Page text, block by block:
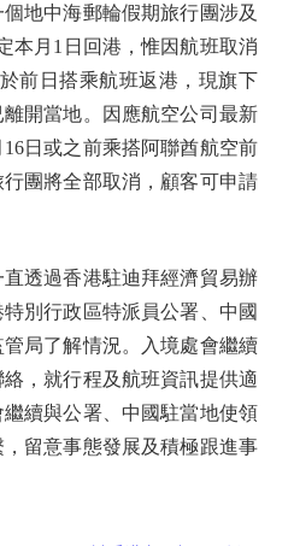
中海郵輪假期旅行團涉及
本月1日回港，惟因航班取消
前日搭乘航班返港，現旗下
開當地。因應航空公司最新
日或之前乘搭阿聯酋航空前
團將全部取消，顧客可申請
透過香港駐迪拜經濟貿易辦
別行政區特派員公署、中國
局了解情況。入境處會繼續
，就行程及航班資訊提供適
續與公署、中國駐當地使領
留意事態發展及積極跟進事